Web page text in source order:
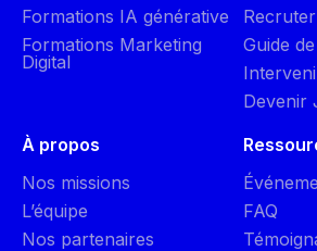
Formations IA générative
Formations Marketing
Digital
Guide
Devenir
À propos
Nos missions
L’équipe
Nos partenaires
FAQ